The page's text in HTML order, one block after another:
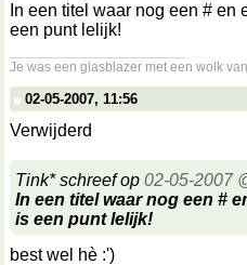
In een titel waar nog een # en
een punt lelijk!
Je was een glasblazer met een wolk
02-05-2007, 11:56
Verwijderd
Tink* schreef op 02-05-2007
In een titel waar nog een #
is een punt lelijk!
best wel hè :')